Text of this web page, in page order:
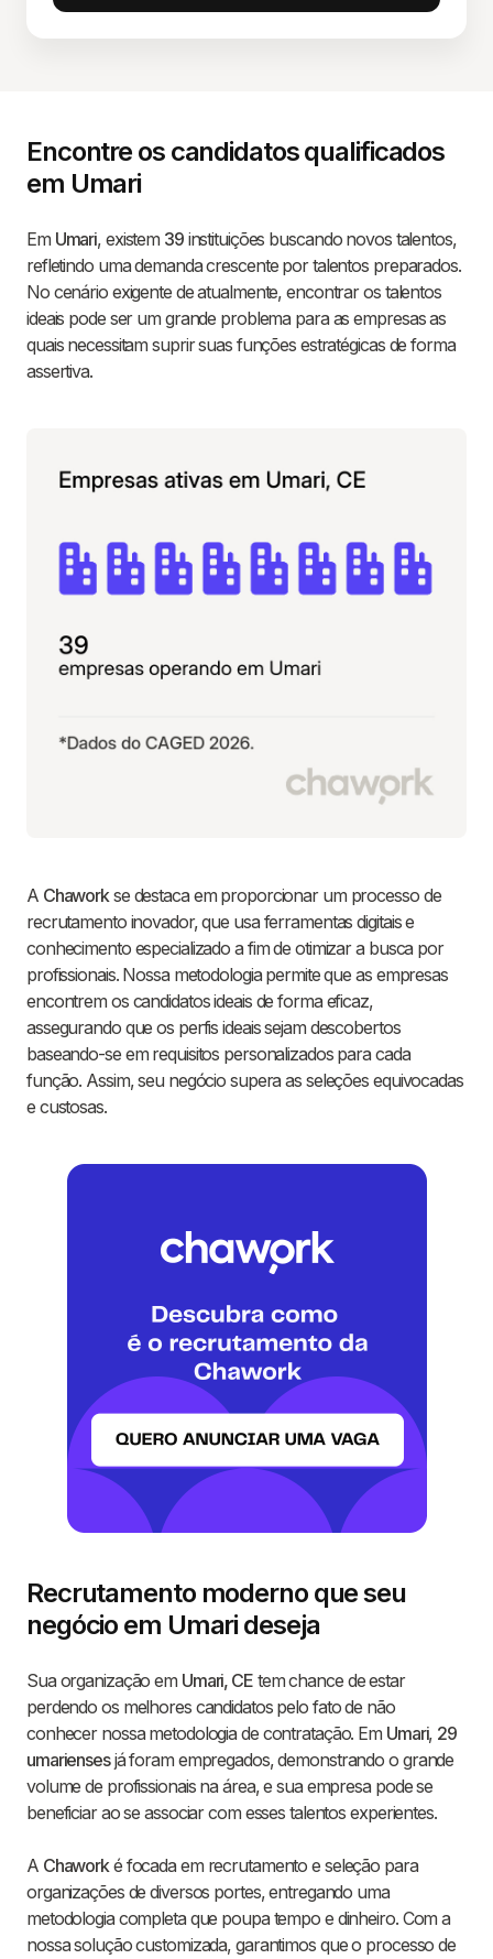
Encontre os candidatos qualificados
em Umari
Em Umari, existem 39instituições buscando novos talentos,
refletindo uma demanda crescente por talentos preparados.
No cenário exigente de atualmente, encontrar os talentos
ideais pode ser um grande problema para as empresas as
quais necessitam suprir suas funções estratégicas de forma
assertiva.
A Chaworkse destaca em proporcionar um processo de
recrutamento inovador, que usa ferramentas digitais e
conhecimento especializado a fim de otimizar a busca por
profissionais. Nossa metodologia permite que as empresas
encontrem os candidatos ideais de forma eficaz,
assegurando que os perfis ideais sejam descobertos
baseando-se em requisitos personalizados para cada
função. Assim, seu negócio supera as seleções equivocadas
e custosas.
Recrutamento moderno que seu
negócio em Umari deseja
Sua organização em Umari, CEtem chance de estar
perdendo os melhores candidatos pelo fato de não
conhecer nossa metodologia de contratação. Em Umari, 29
umariensesjá foram empregados, demonstrando o grande
volume de profissionais na área, e sua empresa pode se
beneficiar ao se associar com esses talentos experientes.
A Chaworké focada em recrutamento e seleção para
organizações de diversos portes, entregando uma
metodologia completa que poupa tempo e dinheiro. Com a
nossa solução customizada, garantimos que o processo de